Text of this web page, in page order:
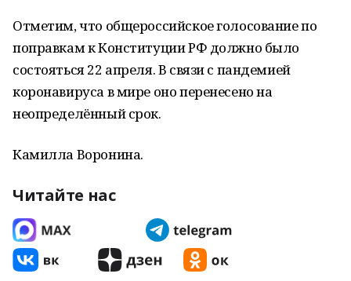
Отметим, что общероссийское голосование по
поправкам к Конституции РФ должно было
состояться 22 апреля. В связи с пандемией
коронавируса в мире оно перенесено на
неопределённый срок.
Камилла Воронина.
Читайте нас